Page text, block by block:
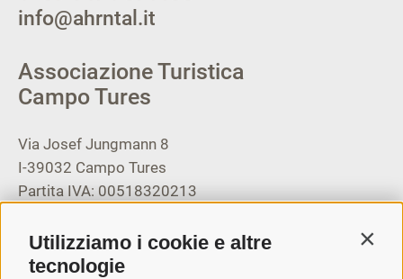
Utilizziamo i cookie e altre
tecnologie
info@ahrntal.it
Associazione Turistica
Campo Tures
Via Josef Jungmann 8
I-39032 Campo Tures
Partita IVA: 00518320213
T+39 0474 678076
info@taufers.com